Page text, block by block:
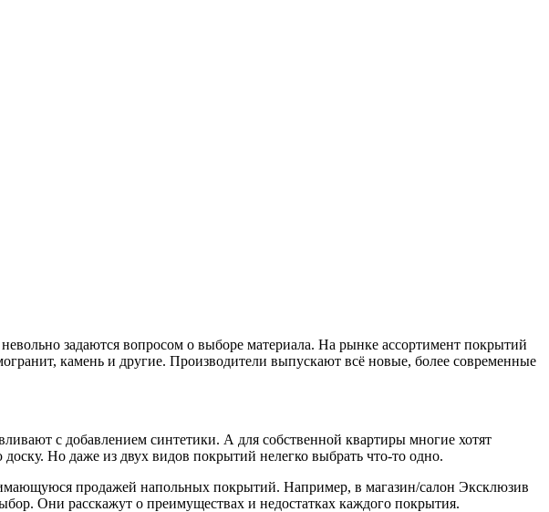
задаются вопросом о выборе материала. На рынке ассортимент покрытий
камень и другие. Производители выпускают всё новые, более современные
с добавлением синтетики. А для собственной квартиры многие хотят
Но даже из двух видов покрытий нелегко выбрать что-то одно.
продажей напольных покрытий. Например, в магазин/салон Эксклюзив
Они расскажут о преимуществах и недостатках каждого покрытия.